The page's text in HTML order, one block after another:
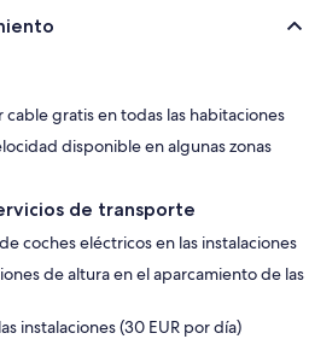
gratis en todas las habitaciones
disponible en algunas zonas
de transporte
coches eléctricos en las instalaciones
de altura en el aparcamiento de las
instalaciones (30 EUR por día)